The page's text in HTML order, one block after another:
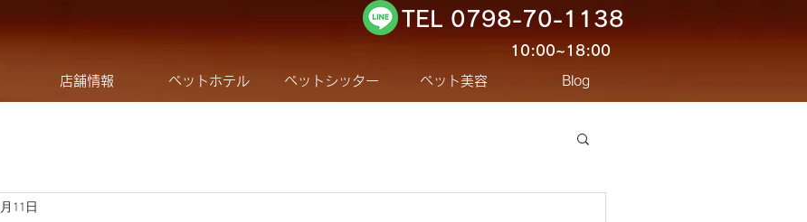
TEL 0798-70-1138
10:00~18:00
店舗情報 ペットホテル ペットシッター ペット美容 Blog
11日